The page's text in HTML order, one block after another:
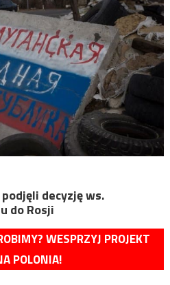
decyzję ws.
do Rosji
WESPRZYJ PROJEKT
POLONIA!